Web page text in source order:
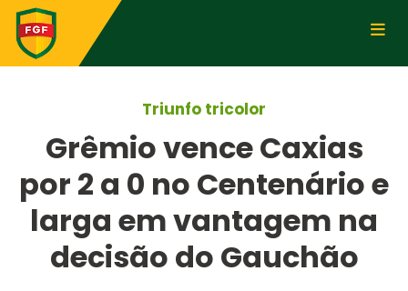
Triunfo tricolor
Grêmio vence Caxias
por 2 a 0 no Centenário e
larga em vantagem na
decisão do Gauchão